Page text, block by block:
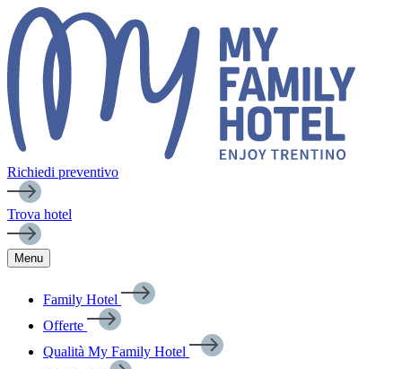
Richiedi preventivo
Trova hotel
Menu
Family Hotel
Offerte
Qualità My Family Hotel